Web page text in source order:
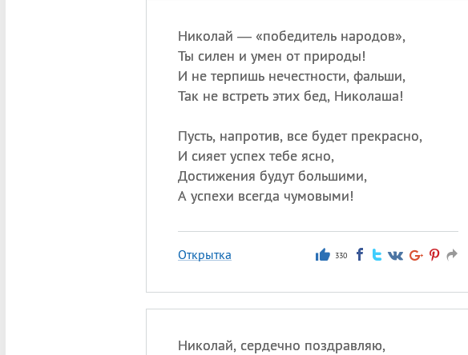
Николай — «победитель народов»,
Ты силен и умен от природы!
И не терпишь нечестности, фальши,
Так не встреть этих бед, Николаша!
Пусть, напротив, все будет прекрасно,
И сияет успех тебе ясно,
Достижения будут большими,
А успехи всегда чумовыми!
Открытка 330
Николай, сердечно поздравляю,